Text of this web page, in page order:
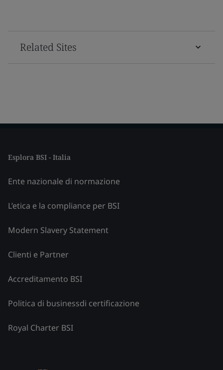
Related Sites
Esplora BSI - Italia
Ente nazionale di normazione
L’etica e la compliance per BSI
Modern Slavery Statement
Clienti e Partner
Accreditamento BSI
Politica di businessdi certificazione
Royal Charter BSI